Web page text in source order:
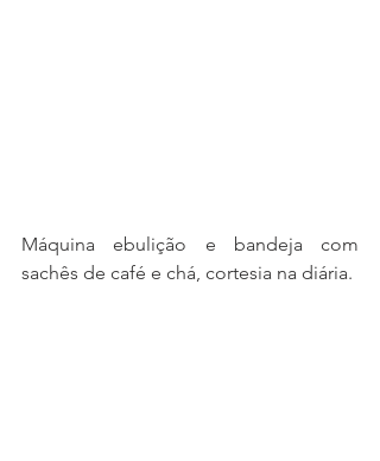
Máquina ebulição e bandeja com
sachês de café e chá, cortesia na diária.